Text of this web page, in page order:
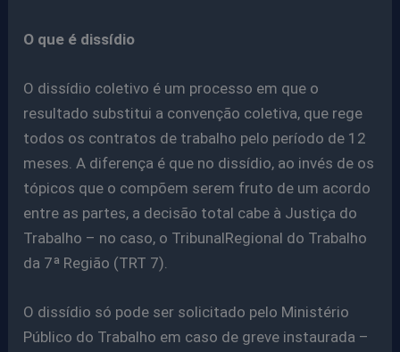
O que é dissídio
O dissídio coletivo é um processo em que o
resultado substitui a convenção coletiva, que rege
todos os contratos de trabalho pelo período de 12
meses. A diferença é que no dissídio, ao invés de os
tópicos que o compõem serem fruto de um acordo
entre as partes, a decisão total cabe à Justiça do
Trabalho – no caso, o TribunalRegional do Trabalho
da 7ª Região (TRT 7).
O dissídio só pode ser solicitado pelo Ministério
Público do Trabalho em caso de greve instaurada –